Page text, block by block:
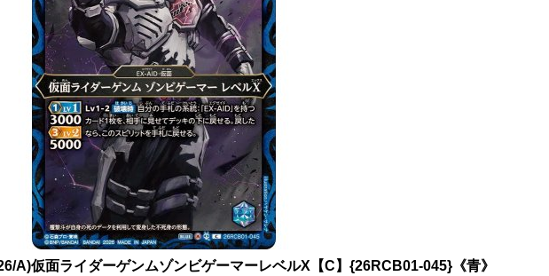
A)仮面ライダーゲンムゾンビゲーマーレベルX【C】{26RCB01-045}《青》